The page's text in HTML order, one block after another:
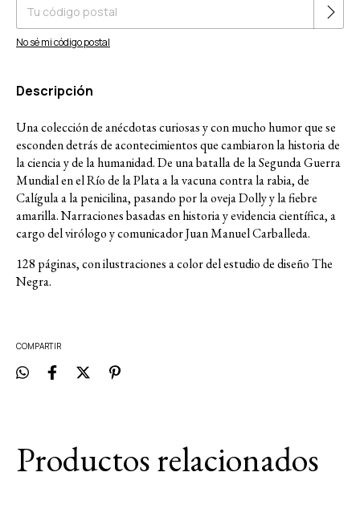
No sé mi código postal
Descripción
Una colección de anécdotas curiosas y con mucho humor que se
esconden detrás de acontecimientos que cambiaron la historia de
la ciencia y de la humanidad. De una batalla de la Segunda Guerra
Mundial en el Río de la Plata a la vacuna contra la rabia, de
Calígula a la penicilina, pasando por la oveja Dolly y la fiebre
amarilla. Narraciones basadas en historia y evidencia científica, a
cargo del virólogo y comunicador Juan Manuel Carballeda.
128 páginas, con ilustraciones a color del estudio de diseño The
Negra.
COMPARTIR
Productos relacionados